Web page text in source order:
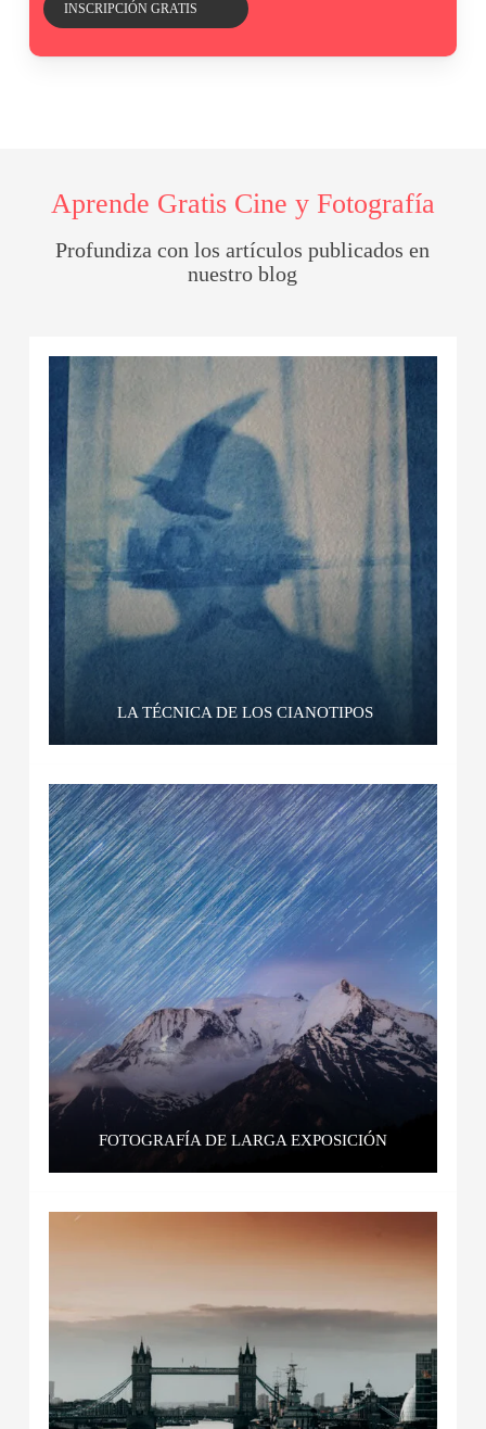
INSCRIPCIÓN GRATIS
Aprende Gratis Cine y Fotografía
Profundiza con los artículos publicados en
nuestro blog
LA TÉCNICA DE LOS CIANOTIPOS
FOTOGRAFÍA DE LARGA EXPOSICIÓN